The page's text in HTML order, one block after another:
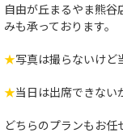
自由が丘まるやま熊
みも承っております。
★写真は撮らないけど
★当日は出席できない
どちらのプランもお任